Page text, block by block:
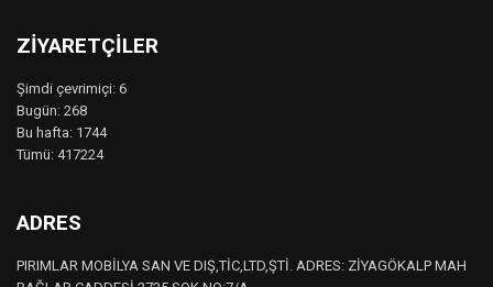
ZIYARETÇILER
Şimdi çevrimiçi: 6
Bugün: 268
Bu hafta: 1744
Tümü: 417224
ADRES
PIRIMLAR MOBİLYA SAN VE DIŞ,TİC,LTD,ŞTİ. ADRES: ZİYAGÖKALP MAH